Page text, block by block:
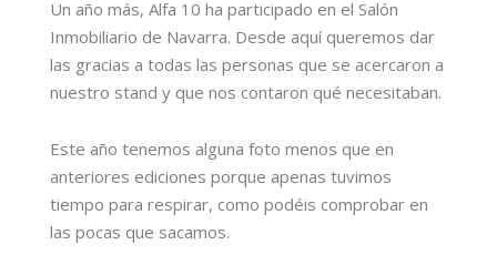
Un año más, Alfa 10 ha participado en el Salón
Inmobiliario de Navarra. Desde aquí queremos dar
las gracias a todas las personas que se acercaron a
nuestro stand y que nos contaron qué necesitaban.
Este año tenemos alguna foto menos que en
anteriores ediciones porque apenas tuvimos
tiempo para respirar, como podéis comprobar en
las pocas que sacamos.